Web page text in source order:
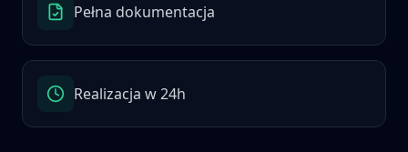
Pełna dokumentacja
Realizacja w 24h